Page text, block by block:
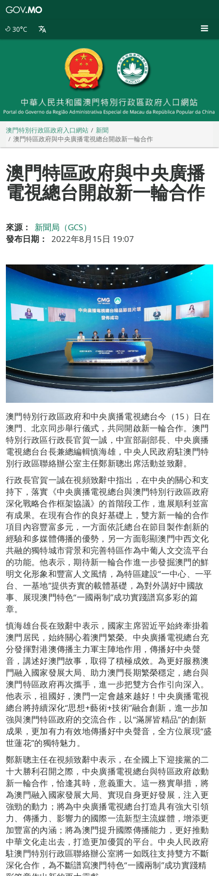
30°C
澳門特別行政區政府入口網站
新聞
澳門特區政府與中央廣播電視總台開啟新一輪合作
澳門特區政府與中央廣播
電視總台開啟新一輪合作
來源：
新聞局（GCS）
發布日期：
2022年8月15日 19:07
澳門特別行政區政府和中央廣播電視總台今（15）日在
澳門、北京同步舉行儀式，共同開啟新一輪合作。澳門
特別行政區行政長官賀一誠，中宣部副部長、中央廣播
電視總台台長兼總編輯慎海雄，中央人民政府駐澳門特
別行政區聯絡辦公室主任鄭新聰出席活動並致辭。
行政長官賀一誠在視頻致辭中指出，在中央的關心和支
持下，落實《中央廣播電視總台與澳門特別行政區政府
深化戰略合作框架協議》的首階段工作，進展順利並富
有成果。在現有合作的良好基礎上，雙方新一輪的合作
項目內容豐富多元，一方面依託總台在節目製作創新的
經驗和多媒體傳播的優勢，另一方面彰顯澳門中西文化
共融的獨特城市背景和完善特區作為中葡人文交流平台
的功能。他表示，期待新一輪合作進一步發掘澳門的鮮
明文化形象和豐富人文風情，為特區建設“一中心、一平
台、一基地”提供夯實的載體基礎，為對外講好中國故
事、展現澳門特色“一國兩制”成功實踐譜寫多彩的篇
章。
慎海雄台長在致辭中表示，國家主席習近平始終牽掛着
澳門居民，始終關心着澳門繁榮。中央廣播電視總台充
分發揮對港澳傳播主力軍主陣地作用，傳播好中央聲
音，講述好澳門故事，取得了積極成效。為更好服務澳
門融入國家發展大局、助力澳門長期繁榮穩定，總台與
澳門特區政府再次攜手，進一步把雙方合作引向深入。
他表示，祖國好，澳門一定會越來越好！中央廣播電視
總台將持續深化“思想+藝術+技術”融合創新，進一步加
強與澳門特區政府的交流合作，以“滿屏皆精品”的創新
成果，更加有力有效地傳播好中央聲音，全方位展現“盛
世蓮花”的獨特魅力。
鄭新聰主任在視頻致辭中表示，在全國上下迎接黨的二
十大勝利召開之際，中央廣播電視總台與特區政府啟動
新一輪合作，恰逢其時，意義重大。這一務實舉措，將
為澳門融入國家發展大局、實現自身更好發展，注入更
強勁的動力；將為中央廣播電視總台打造具有強大引領
力、傳播力、影響力的國際一流新型主流媒體，增添更
加豐富的內涵；將為澳門提升國際傳播能力，更好推動
中華文化走出去，打造更加優質的平台。中央人民政府
駐澳門特別行政區聯絡辦公室將一如既往支持雙方不斷
深化合作，為不斷譜寫澳門特色“一國兩制”成功實踐精